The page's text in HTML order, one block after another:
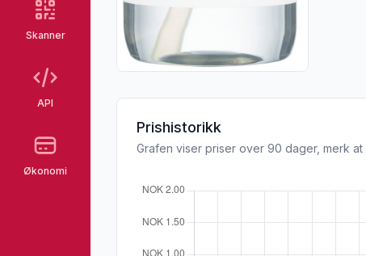
Skanner
API
Økonomi
Prishistorikk
Grafen viser priser over 90 dager, merk